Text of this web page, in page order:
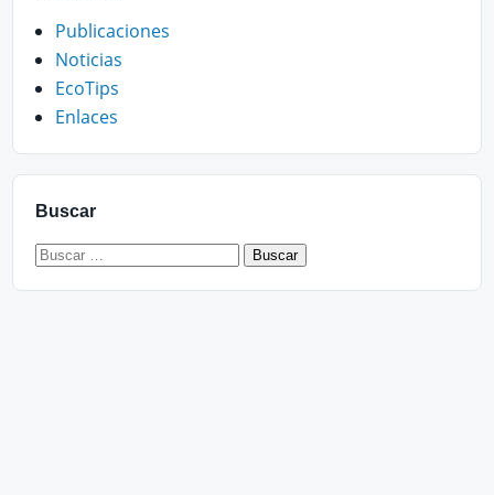
Publicaciones
Noticias
EcoTips
Enlaces
Buscar
Buscar: